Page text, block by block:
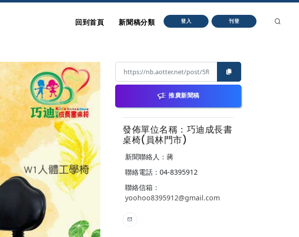
回到首頁 新聞稿分類 登入 刊登
推廣新聞稿
發佈單位名稱：巧迪成長書
桌椅(員林門市)
新聞聯絡人：蔣
聯絡電話：04-8395912
聯絡信箱：
yoohoo8395912@gmail.com